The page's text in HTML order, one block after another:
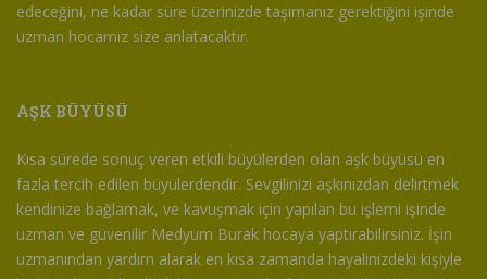
edeceğini, ne kadar süre üzerinizde taşımanız gerektiğini işinde
uzman hocamız size anlatacaktır.
AŞK BÜYÜSÜ
Kısa sürede sonuç veren etkili büyülerden olan aşk büyüsü en
fazla tercih edilen büyülerdendir. Sevgilinizi aşkınızdan delirtmek
kendinize bağlamak, ve kavuşmak için yapılan bu işlemi işinde
uzman ve güvenilir Medyum Burak hocaya yaptırabilirsiniz. İşin
uzmanından yardım alarak en kısa zamanda hayalinizdeki kişiyle